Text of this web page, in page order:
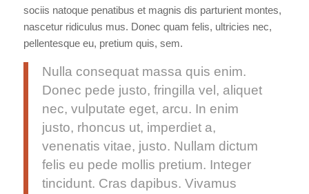
sociis natoque penatibus et magnis dis parturient montes,
nascetur ridiculus mus. Donec quam felis, ultricies nec,
pellentesque eu, pretium quis, sem.
Nulla consequat massa quis enim.
Donec pede justo, fringilla vel, aliquet
nec, vulputate eget, arcu. In enim
justo, rhoncus ut, imperdiet a,
venenatis vitae, justo. Nullam dictum
felis eu pede mollis pretium. Integer
tincidunt. Cras dapibus. Vivamus